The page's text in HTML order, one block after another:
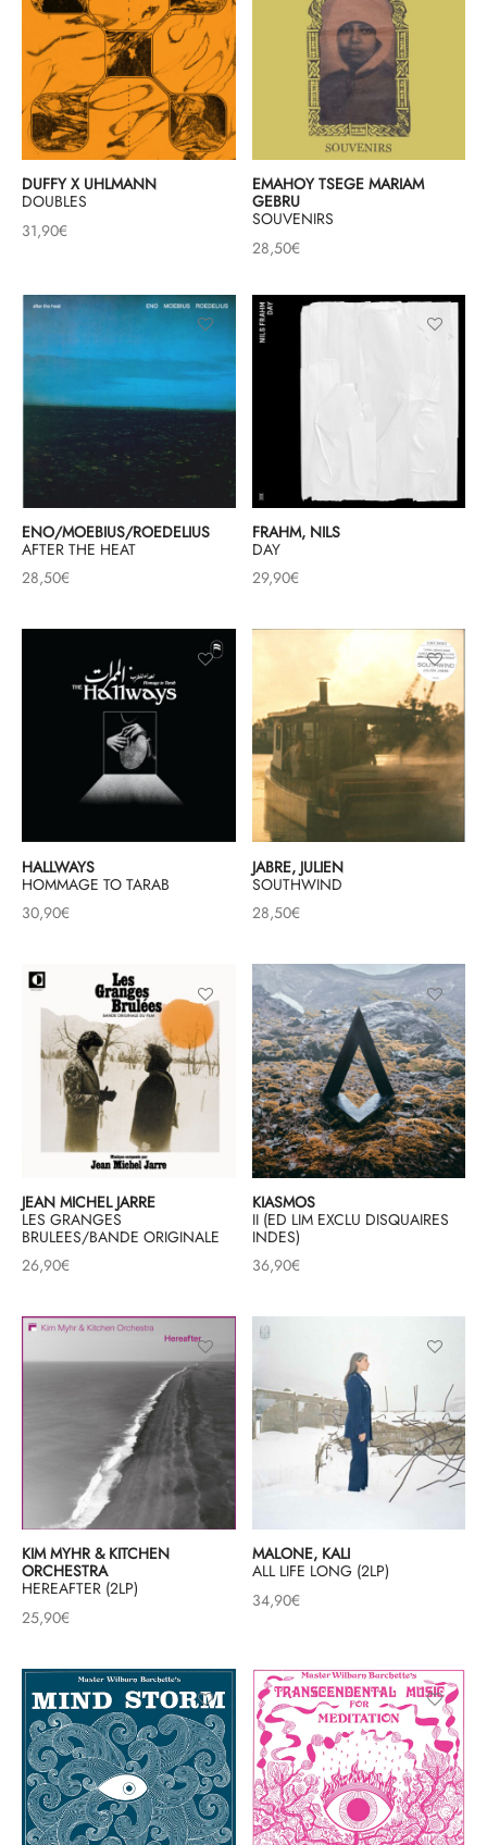
DUFFY X UHLMANN
DOUBLES
31,90€
EMAHOY TSEGE MARIAM
GEBRU
SOUVENIRS
28,50€
ENO/MOEBIUS/ROEDELIUS
AFTER THE HEAT
28,50€
FRAHM, NILS
DAY
29,90€
HALLWAYS
HOMMAGE TO TARAB
30,90€
JABRE, JULIEN
SOUTHWIND
28,50€
JEAN MICHEL JARRE
LES GRANGES
BRULEES/BANDE ORIGINALE
26,90€
KIASMOS
II (ED LIM EXCLU DISQUAIRES
INDES)
36,90€
KIM MYHR & KITCHEN
ORCHESTRA
HEREAFTER (2LP)
25,90€
MALONE, KALI
ALL LIFE LONG (2LP)
34,90€